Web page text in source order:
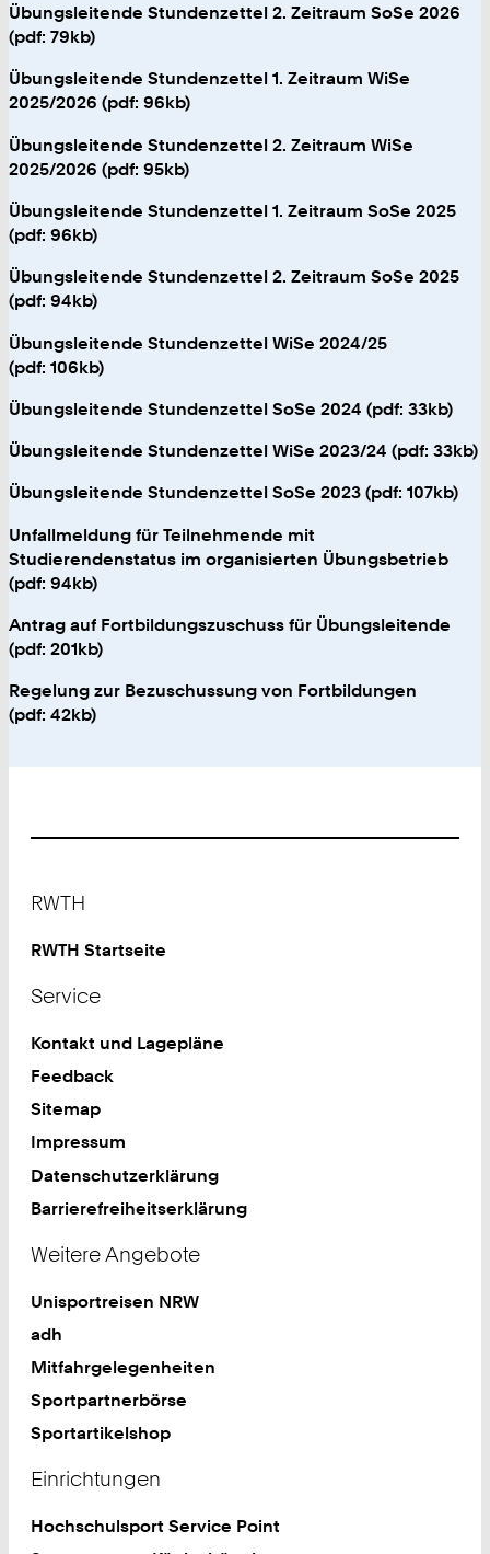
Übungsleitende Stundenzettel 2. Zeitraum SoSe 2026
(pdf: 79kb)
Übungsleitende Stundenzettel 1. Zeitraum WiSe
2025/2026 (pdf: 96kb)
Übungsleitende Stundenzettel 2. Zeitraum WiSe
2025/2026 (pdf: 95kb)
Übungsleitende Stundenzettel 1. Zeitraum SoSe 2025
(pdf: 96kb)
Übungsleitende Stundenzettel 2. Zeitraum SoSe 2025
(pdf: 94kb)
Übungsleitende Stundenzettel WiSe 2024/25
(pdf: 106kb)
Übungsleitende Stundenzettel SoSe 2024 (pdf: 33kb)
Übungsleitende Stundenzettel WiSe 2023/24 (pdf: 33kb)
Übungsleitende Stundenzettel SoSe 2023 (pdf: 107kb)
Unfallmeldung für Teilnehmende mit
Studierendenstatus im organisierten Übungsbetrieb
(pdf: 94kb)
Antrag auf Fortbildungszuschuss für Übungsleitende
(pdf: 201kb)
Regelung zur Bezuschussung von Fortbildungen
(pdf: 42kb)
RWTH
RWTH Startseite
Service
Kontakt und Lagepläne
Feedback
Sitemap
Impressum
Datenschutzerklärung
Barrierefreiheitserklärung
Weitere Angebote
Unisportreisen NRW
adh
Mitfahrgelegenheiten
Sportpartnerbörse
Sportartikelshop
Einrichtungen
Hochschulsport Service Point